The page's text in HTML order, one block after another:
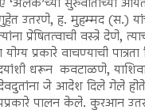
गुहेत उतरणे, ह. मुहम्मद (स.)
प्रेषितत्वाची वस्त्रे देणे,
प्रकारे वाचण्याची
धरून कवटाळणे,
जे आदेश दिले गेले
पालन केले. कुरआन